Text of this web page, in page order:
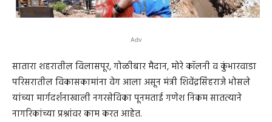
Adv
सातारा शहरातील विलासपूर, गोळीबार मैदान, मोरे कॉलनी व कुंभारवाडा
परिसरातील विकासकामांना वेग आला असून मंत्री शिवेंद्रसिंहराजे भोसले
यांच्या मार्गदर्शनाखाली नगरसेविका पूनमताई गणेश निकम सातत्याने
नागरिकांच्या प्रश्नांवर काम करत आहेत.